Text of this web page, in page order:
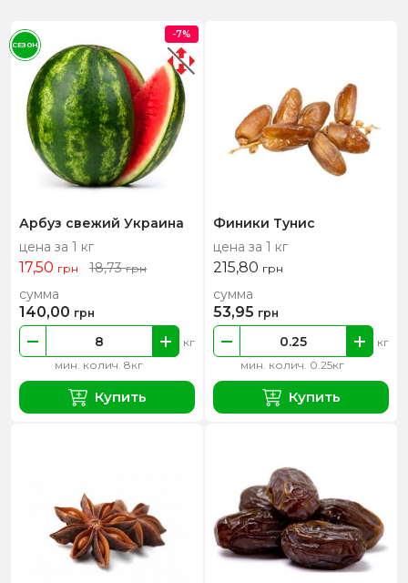
Арбуз свежий Украина
цена за 1 кг
17,50 грн 18,73грн
мин. колич. 8кг
кг
сумма
140,00 грн
Купить
-7%
СЕЗОН
Финики Тунис
цена за 1 кг
215,80 грн
мин. колич. 0.25кг
кг
сумма
53,95 грн
Купить